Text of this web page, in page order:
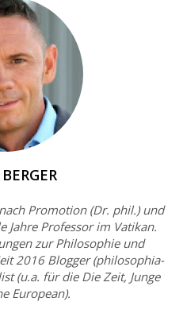
Promotion (Dr. phil.) und
Jahre Professor im Vatikan.
zur Philosophie und
2016 Blogger (philosophia-
(u.a. für die Die Zeit, Junge
European).